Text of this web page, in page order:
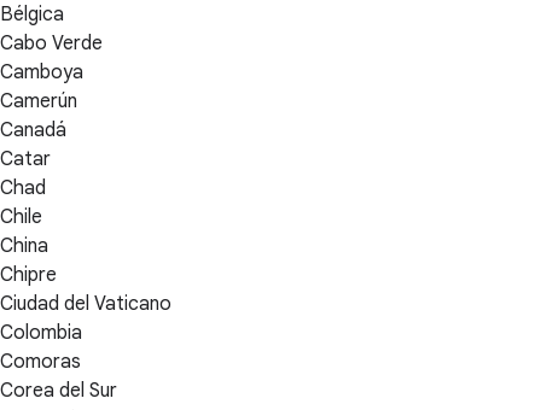
Bélgica
Cabo Verde
Camboya
Camerún
Canadá
Catar
Chad
Chile
China
Chipre
Ciudad del Vaticano
Colombia
Comoras
Corea del Sur